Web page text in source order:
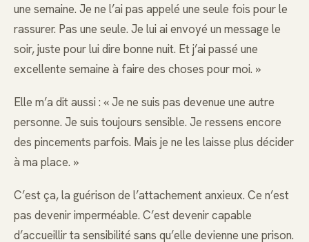
une semaine. Je ne l’ai pas appelé une seule fois pour le
rassurer. Pas une seule. Je lui ai envoyé un message le
soir, juste pour lui dire bonne nuit. Et j’ai passé une
excellente semaine à faire des choses pour moi. »
Elle m’a dit aussi : « Je ne suis pas devenue une autre
personne. Je suis toujours sensible. Je ressens encore
des pincements parfois. Mais je ne les laisse plus décider
à ma place. »
C’est ça, la guérison de l’attachement anxieux. Ce n’est
pas devenir imperméable. C’est devenir capable
d’accueillir ta sensibilité sans qu’elle devienne une prison.